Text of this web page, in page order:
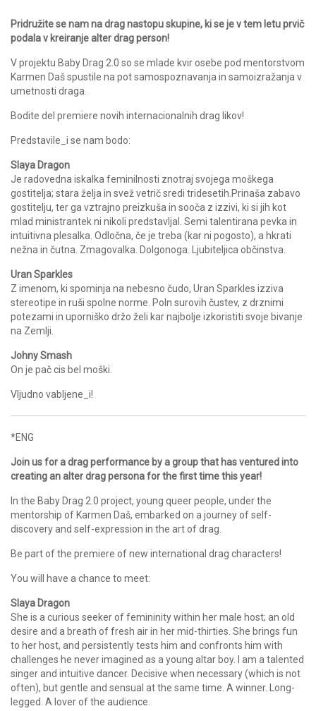
Pridružite se nam na drag nastopu skupine, ki se je v tem letu prvič
podala v kreiranje alter drag person!
V projektu Baby Drag 2.0 so se mlade kvir osebe pod mentorstvom
Karmen Daš spustile na pot samospoznavanja in samoizražanja v
umetnosti draga.
Bodite del premiere novih internacionalnih drag likov!
Predstavile_i se nam bodo:
Slaya Dragon
Je radovedna iskalka feminilnosti znotraj svojega moškega
gostitelja; stara želja in svež vetrič sredi tridesetih.Prinaša zabavo
gostitelju, ter ga vztrajno preizkuša in sooča z izzivi, ki si jih kot
mlad ministrantek ni nikoli predstavljal. Semi talentirana pevka in
intuitivna plesalka. Odločna, če je treba (kar ni pogosto), a hkrati
nežna in čutna. Zmagovalka. Dolgonoga. Ljubiteljica občinstva.
Uran Sparkles
Z imenom, ki spominja na nebesno čudo, Uran Sparkles izziva
stereotipe in ruši spolne norme. Poln surovih čustev, z drznimi
potezami in uporniško držo želi kar najbolje izkoristiti svoje bivanje
na Zemlji.
Johny Smash
On je pač cis bel moški.
Vljudno vabljene_i!
*ENG
Join us for a drag performance by a group that has ventured into
creating an alter drag persona for the first time this year!
In the Baby Drag 2.0 project, young queer people, under the
mentorship of Karmen Daš, embarked on a journey of self-
discovery and self-expression in the art of drag.
Be part of the premiere of new international drag characters!
You will have a chance to meet:
Slaya Dragon
She is a curious seeker of femininity within her male host; an old
desire and a breath of fresh air in her mid-thirties. She brings fun
to her host, and persistently tests him and confronts him with
challenges he never imagined as a young altar boy. I am a talented
singer and intuitive dancer. Decisive when necessary (which is not
often), but gentle and sensual at the same time. A winner. Long-
legged. A lover of the audience.